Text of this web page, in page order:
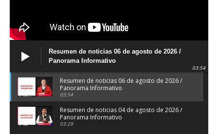
Resumen de noticias 06 de agosto de 2026 /
Panorama Informativo
03:54
Resumen de noticias 06 de agosto de 2026 /
Panorama Informativo
03:54
Resumen de noticias 04 de agosto de 2026 /
Panorama Informativo
03:29